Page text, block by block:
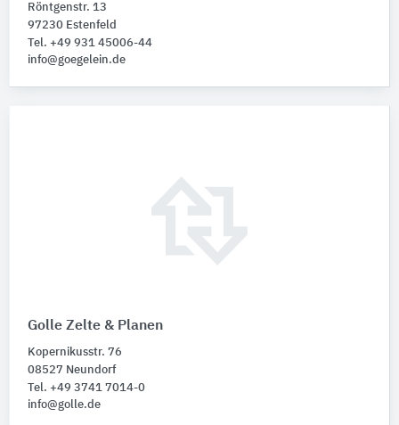
Röntgenstr. 13
97230 Estenfeld
Tel. +49 931 45006-44
info@goegelein.de
Golle Zelte & Planen
Kopernikusstr. 76
08527 Neundorf
Tel. +49 3741 7014-0
info@golle.de